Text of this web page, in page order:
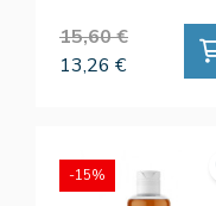
15,60 €
13,26 €
-15%